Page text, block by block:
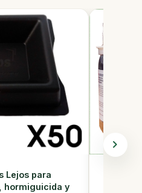
Lejos para
hormiguicida y